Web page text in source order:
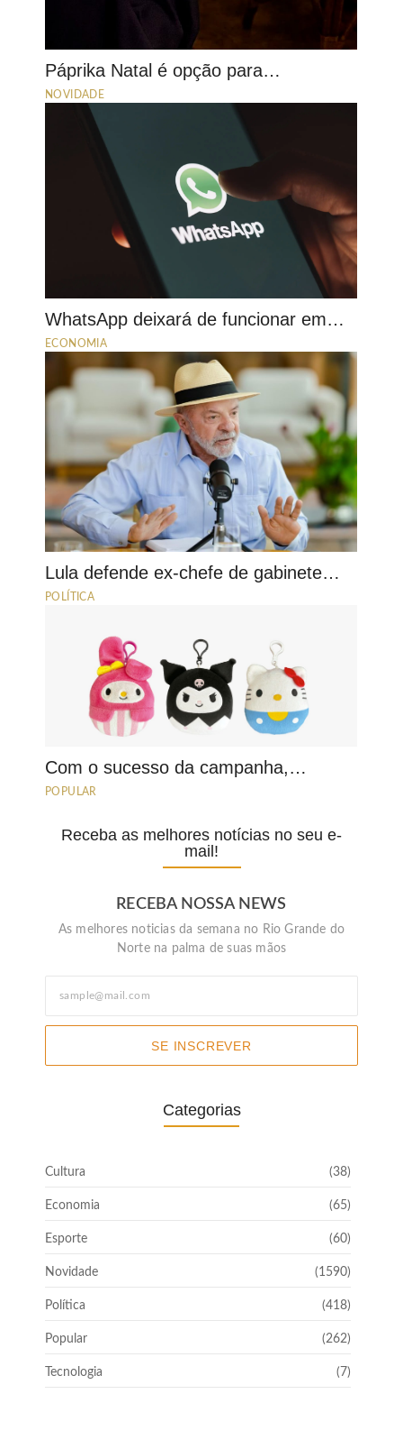
Páprika Natal é opção para…
NOVIDADE
WhatsApp deixará de funcionar em…
ECONOMIA
Lula defende ex-chefe de gabinete…
POLÍTICA
Com o sucesso da campanha,…
POPULAR
Receba as melhores notícias no seu e-
mail!
RECEBA NOSSA NEWS
As melhores noticias da semana no Rio Grande do
Norte na palma de suas mãos
SE INSCREVER
Categorias
Cultura (38)
Economia (65)
Esporte (60)
Novidade (1590)
Política (418)
Popular (262)
Tecnologia (7)